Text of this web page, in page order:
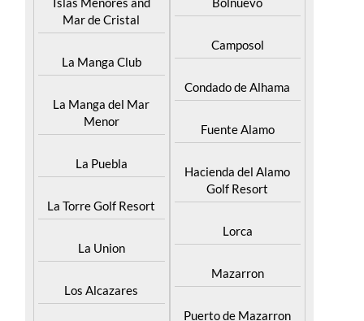
La Manga Club
La Manga del Mar
La Puebla
La Torre Golf Resort
La Union
Los Alcazares
Los Belones
Camposol
Condado de Alhama
Fuente Alamo
Hacienda del Alamo
Lorca
Mazarron
Puerto de Mazarron